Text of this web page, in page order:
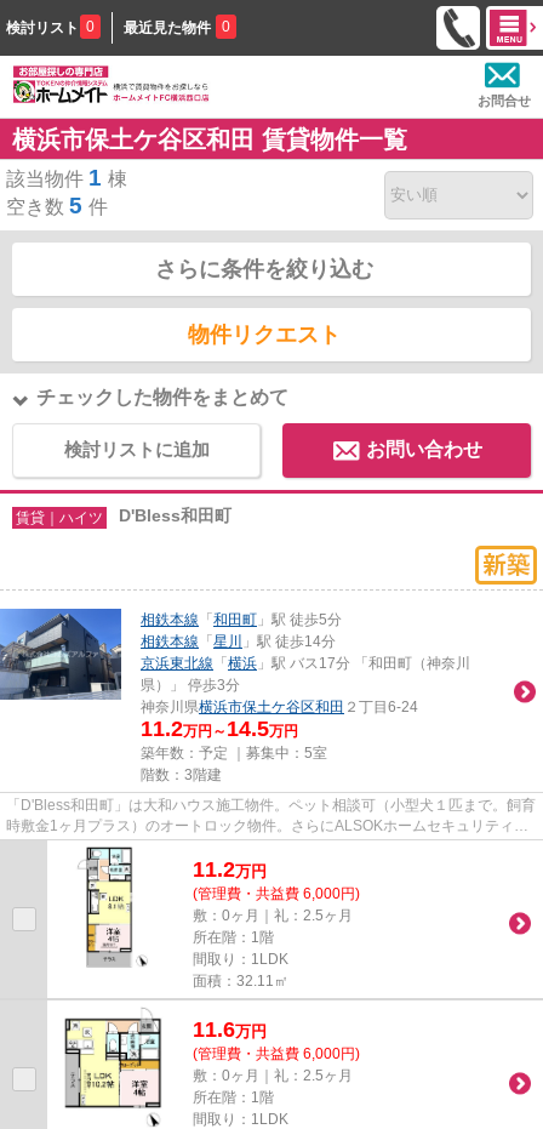
検討リスト 0 最近見た物件 0
お問合せ
横浜市保土ケ谷区和田 賃貸物件一覧
該当物件 1 棟
空き数 5 件
さらに条件を絞り込む
物件リクエスト
チェックした物件をまとめて
検討リストに追加 お問い合わせ
賃貸｜ハイツ D'Bless和田町
相鉄本線 「 和田町 」駅 徒歩5分
相鉄本線 「 星川
」駅 徒歩14分
京浜東北線 「 横浜 」駅 バス17分 「和田町（神奈川
県）」 停歩3分
神奈川県横浜市保土ケ谷区和田 ２丁目6-24
11.2万円～ 14.5万円
築年数：予定 ｜募集中： 5室
階数：3階建
「D'Bless和田町」は大和ハウス施工物件。ペット相談可（小型犬１匹まで。飼育
時敷金1ヶ月プラス）のオートロック物件。さらにALSOKホームセキュリティ導
入、カードキー、TVイン...
11.2万円
(管理費・共益費 6,000円)
敷：0ヶ月｜礼：2.5ヶ月
所在階：1階
間取り：1LDK
面積：32.11㎡
11.6万円
(管理費・共益費 6,000円)
敷：0ヶ月｜礼：2.5ヶ月
所在階：1階
間取り：1LDK